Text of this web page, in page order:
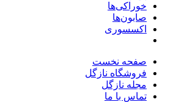
خوراکی‌ها
صابون‌ها
اکسسوری
صفحه نخست
فروشگاه نازگل
مجله نازگل
تماس با ما